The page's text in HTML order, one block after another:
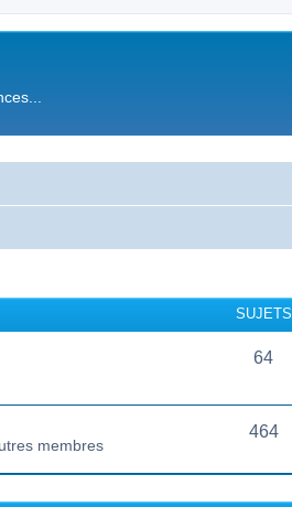
SUJETS
64
membres
464